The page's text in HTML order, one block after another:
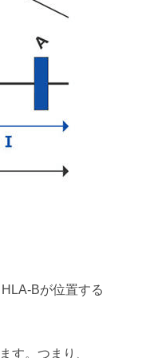
HLA-Bが位置する
す。つまり、